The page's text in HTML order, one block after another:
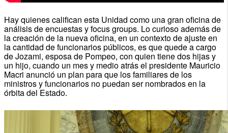
Hay quienes califican esta Unidad como una gran oficina de
análisis de encuestas y focus groups. Lo curioso además de
la creación de la nueva oficina, en un contexto de ajuste en
la cantidad de funcionarios públicos, es que quede a cargo
de Jozami, esposa de Pompeo, con quien tiene dos hijas y
un hijo, cuando un mes y medio atrás el presidente Mauricio
Macri anunció un plan para que los familiares de los
ministros y funcionarios no puedan ser nombrados en la
órbita del Estado.